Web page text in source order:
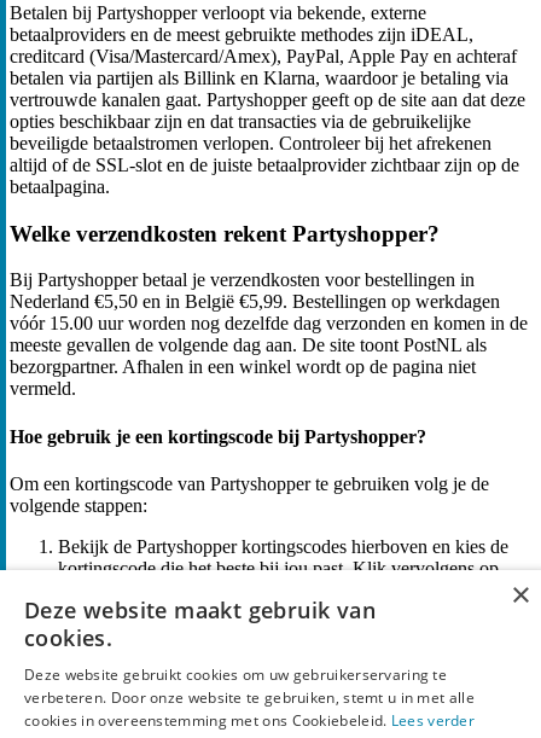
Betalen bij Partyshopper verloopt via bekende, externe
betaalproviders en de meest gebruikte methodes zijn iDEAL,
creditcard (Visa/Mastercard/Amex), PayPal, Apple Pay en achteraf
betalen via partijen als Billink en Klarna, waardoor je betaling via
vertrouwde kanalen gaat. Partyshopper geeft op de site aan dat deze
opties beschikbaar zijn en dat transacties via de gebruikelijke
beveiligde betaalstromen verlopen. Controleer bij het afrekenen
altijd of de SSL-slot en de juiste betaalprovider zichtbaar zijn op de
betaalpagina.
Welke verzendkosten rekent Partyshopper?
Bij Partyshopper betaal je verzendkosten voor bestellingen in
Nederland €5,50 en in België €5,99. Bestellingen op werkdagen
vóór 15.00 uur worden nog dezelfde dag verzonden en komen in de
meeste gevallen de volgende dag aan. De site toont PostNL als
bezorgpartner. Afhalen in een winkel wordt op de pagina niet
vermeld.
Hoe gebruik je een kortingscode bij Partyshopper?
Om een kortingscode van Partyshopper te gebruiken volg je de
volgende stappen:
Bekijk de Partyshopper kortingscodes hierboven en kies de
kortingscode die het beste bij jou past. Klik vervolgens op
Kopieer de kortingscode die je wilt gebruiken (als je op een
aanbieding klikt, hoef je deze niet te kopiëren). Bezoek de
website van Partyshopper en voeg de gewenste items toe aan
je winkelwagen.
×
Deze website maakt gebruik van
cookies.
Deze website gebruikt cookies om uw gebruikerservaring te
verbeteren. Door onze website te gebruiken, stemt u in met alle
cookies in overeenstemming met ons Cookiebeleid. Lees verder